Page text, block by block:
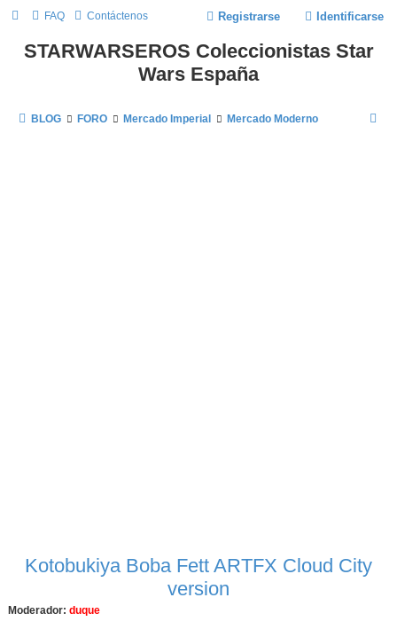
FAQ Contáctenos Identificarse
Registrarse
STARWARSEROS Coleccionistas Star
Wars España
BLOG FORO Mercado Imperial Mercado Moderno
Kotobukiya Boba Fett ARTFX Cloud City
version
Moderador: duque